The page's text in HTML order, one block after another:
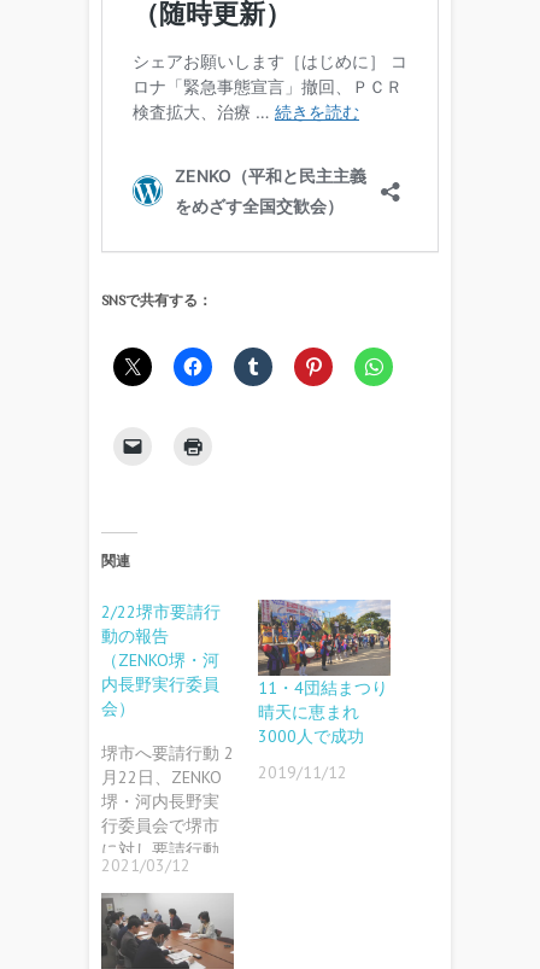
SNSで共有する：
関連
2/22堺市要請行
動の報告
（ZENKO堺・河
内長野実行委員
会）
堺市へ要請行動 2
月22日、ZENKO
堺・河内長野実
行委員会で堺市
に対し要請行動
を実施しまし
た。参加…
2021/03/12
11・4団結まつり
晴天に恵まれ
3000人で成功
2019/11/12